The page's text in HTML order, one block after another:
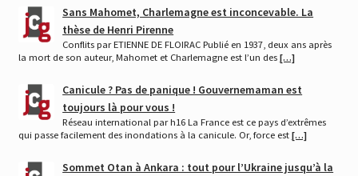
Sans Mahomet, Charlemagne est inconcevable. La
thèse de Henri Pirenne
Conflits par ETIENNE DE FLOIRAC Publié en 1937, deux ans après
la mort de son auteur, Mahomet et Charlemagne est l’un des […]
Canicule ? Pas de panique ! Gouvernemaman est
toujours là pour vous !
Réseau international par h16 La France est ce pays d’extrêmes
qui passe facilement des inondations à la canicule. Or, force est […]
Sommet Otan à Ankara : tout pour l’Ukraine jusqu’à la